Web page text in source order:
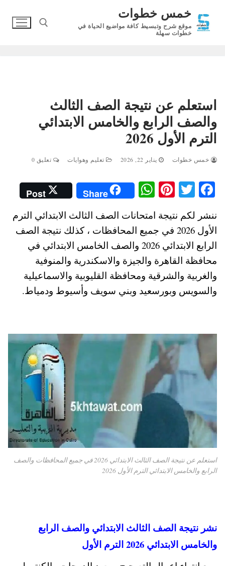
المحتوى
خمس خطوات
موقع شرح وتبسيط كافة مواضيع الحياة في
خطوات سهلة
استعلم عن نتيجة الصف الثالث
والصف الرابع والخامس الابتدائي
الترم الأول 2026
خمس خطوات يناير 22, 2026 تعليم وهوايات تعليق 0
Fa
ce
bo
ok
T
tte
r
Pi
nt
er
es
t
W
ha
ts
A
pp
Share
Post
ننشر لكم نتيجة امتحانات الصف الثالث الابتدائي الترم
الأول 2026 في جميع المحافظات ، كذلك نتيجة الصف
الرابع الابتدائي 2026 والصف الخامس الابتدائي في
محافظة القاهرة والجيزة والاسكندرية والمنوفية
والغربية والشرقية ومحافظة القليوبية والاسماعيلية
والسويس وبورسعيد وبني سويف وأسيوط ودمياط.
استعلم عن نتيجة الصف الثالث الابتدائي 2026 في جميع المحافظات والصف
الرابع والخامس الابتدائي الترم الأول 2026
نشر نتيجة الصف الثالث الابتدائي والصف الرابع
والخامس الابتدائي 2026 الترم الأول